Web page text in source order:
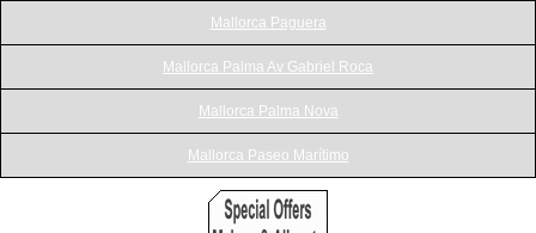
Mallorca Paguera
Mallorca Palma Av Gabriel Roca
Mallorca Palma Nova
Mallorca Paseo Marítimo